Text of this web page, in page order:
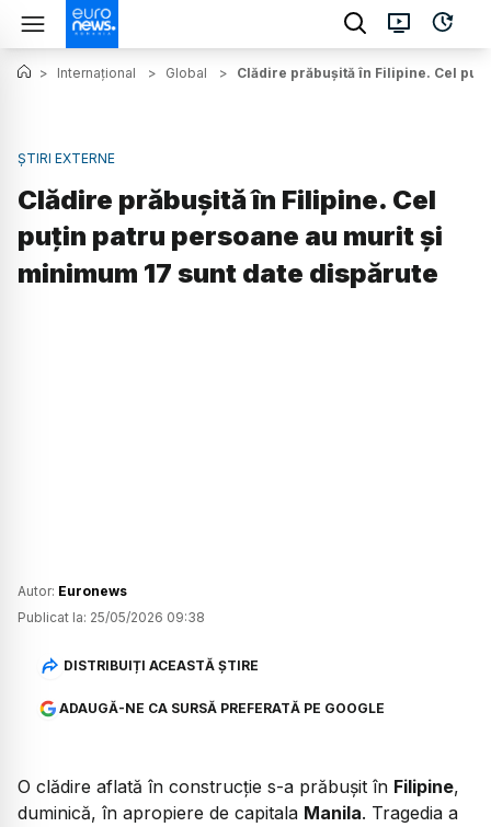
> Internațional > Global > Clădire prăbușită în Filipine. Cel
ȘTIRI EXTERNE
Clădire prăbușită în Filipine. Cel
puțin patru persoane au murit și
minimum 17 sunt date dispărute
Autor: Euronews
Publicat la: 25/05/2026 09:38
DISTRIBUIȚI ACEASTĂ ȘTIRE
ADAUGĂ-NE CA SURSĂ PREFERATĂ PE GOOGLE
O clădire aflată în construcție s-a prăbușit în Filipine,
duminică, în apropiere de capitala Manila. Tragedia a